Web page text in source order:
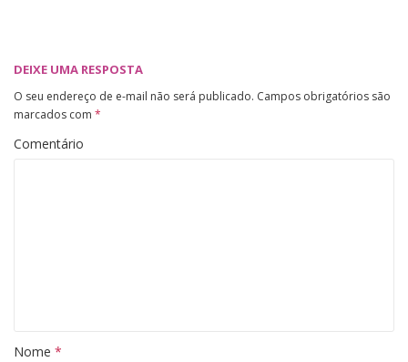
DEIXE UMA RESPOSTA
O seu endereço de e-mail não será publicado. Campos obrigatórios são
marcados com *
Comentário
Nome *